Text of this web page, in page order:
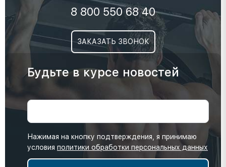
8 800 550 68 40
ЗАКАЗАТЬ ЗВОНОК
Будьте в курсе новостей
Нажимая на кнопку подтверждения, я принимаю
условия политики обработки персональных данных